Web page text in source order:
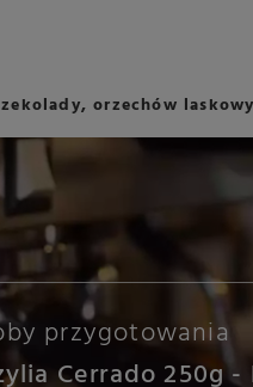
orzechów
przygotowania
Cerrado 250g -